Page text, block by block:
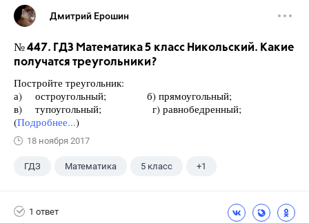
Дмитрий Ерошин
№ 447. ГДЗ Математика 5 класс Никольский. Какие
получатся треугольники?
Постройте треугольник:
а) остроугольный; б) прямоугольный;
в) тупоугольный; г) равнобедренный;
(Подробнее...)
18 ноября 2017
ГДЗ Математика 5 класс +1
1 ответ